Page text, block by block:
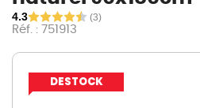
4.3 (3)
Réf. : 751913
DESTOCK